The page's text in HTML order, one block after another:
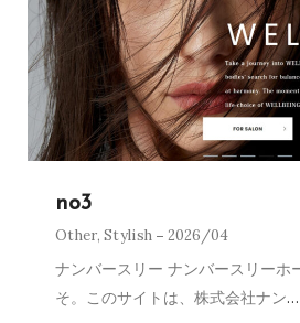
no3
Other,Stylish 2026/04
ナンバースリー ナンバースリーホ
そ。このサイトは、株式会社ナン…